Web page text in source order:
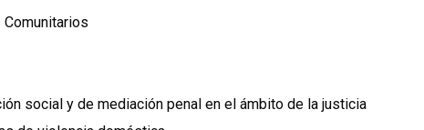
social y de mediación penal en el ámbito de la justicia